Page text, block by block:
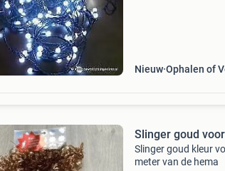
Nieuw Ophalen of
Slinger goud
Slinger goud kleur
meter van de hema